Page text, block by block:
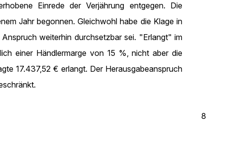
Einrede der Verjährung entgegen. Die
Jahr begonnen. Gleichwohl habe die Klage in
weiterhin durchsetzbar sei. "Erlangt" im
einer Händlermarge von 15 %, nicht aber die
17.437,52 € erlangt. Der Herausgabeanspruch
8